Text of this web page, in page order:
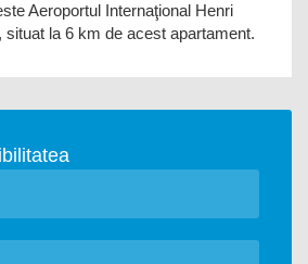
Aeroportul Internaţional Henri
situat la 6 km de acest apartament.